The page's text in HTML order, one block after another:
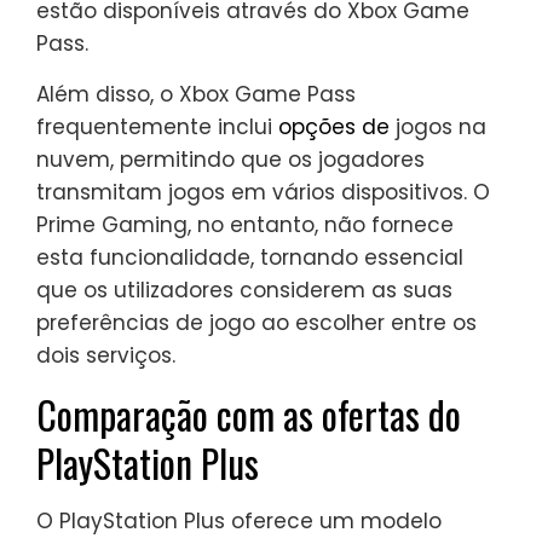
estão disponíveis através do Xbox Game
Pass.
Além disso, o Xbox Game Pass
frequentemente inclui opções de jogos na
nuvem, permitindo que os jogadores
transmitam jogos em vários dispositivos. O
Prime Gaming, no entanto, não fornece
esta funcionalidade, tornando essencial
que os utilizadores considerem as suas
preferências de jogo ao escolher entre os
dois serviços.
Comparação com as ofertas do
PlayStation Plus
O PlayStation Plus oferece um modelo